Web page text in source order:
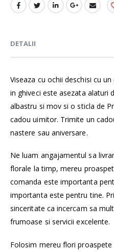
DETALII
Viseaza cu ochii deschisi cu
in ghiveci este asezata alaturi
albastru si mov si o sticla de
cadou uimitor. Trimite un
nastere sau aniversare.
Ne luam angajamentul sa
florale la timp, mereu
comanda este importanta
importanta este pentru tine.
sinceritate ca incercam sa
frumoase si servicii excelente.
Folosim mereu flori